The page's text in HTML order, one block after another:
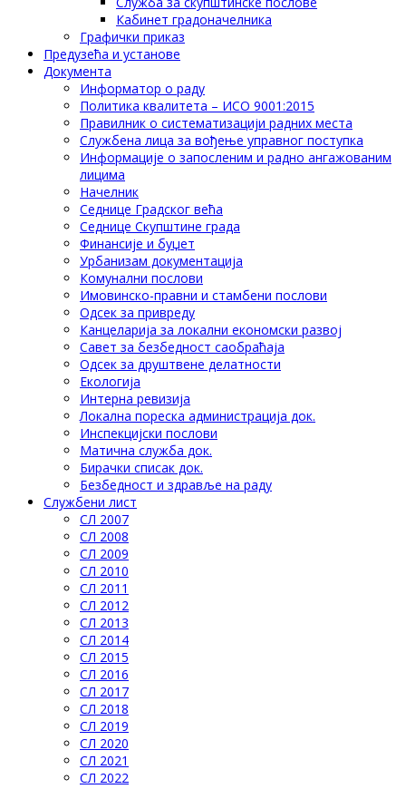
Кабинет градоначелника
Графички приказ
Предузећа и установе
Документа
Информатор о раду
Политика квалитета – ИСО 9001:2015
Правилник о систематизацији радних места
Службена лица за вођење управног поступка
Информације о запосленим и радно ангажованим
лицима
Начелник
Седнице Градског већа
Седнице Скупштине града
Финансије и буџет
Урбанизам документација
Комунални послови
Имовинско-правни и стамбени послови
Одсек за привреду
Канцеларија за локални економски развој
Савет за безбедност саобраћаја
Одсек за друштвене делатности
Eкологија
Интерна ревизија
Локална пореска администрација док.
Инспекцијски послови
Матична служба док.
Бирачки списак док.
Безбедност и здравље на раду
Службени лист
СЛ 2007
СЛ 2008
СЛ 2009
СЛ 2010
СЛ 2011
СЛ 2012
СЛ 2013
СЛ 2014
СЛ 2015
СЛ 2016
СЛ 2017
СЛ 2018
СЛ 2019
СЛ 2020
СЛ 2021
СЛ 2022